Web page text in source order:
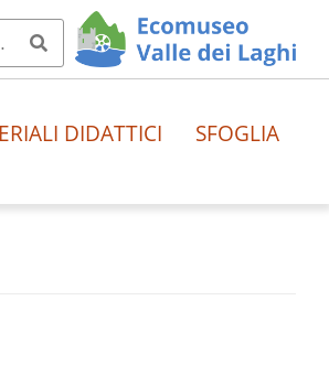
DIDATTICI SFOGLIA